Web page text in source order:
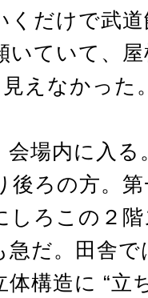
くだけで武
ていて、屋
えなかった
会場内に入る
後ろの方。
しろこの２
急だ。田舎
構造に “立